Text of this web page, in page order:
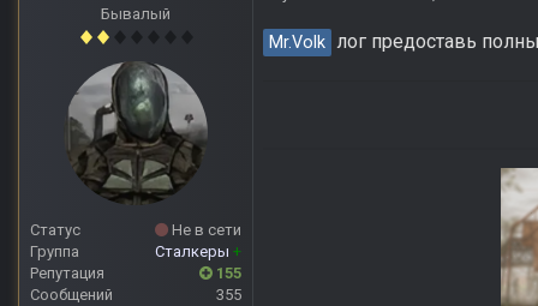
Бывалый
Статус
Не в сети
Группа
Сталкеры +
Репутация
155
Сообщений
355
Mr.Volk лог предоставь